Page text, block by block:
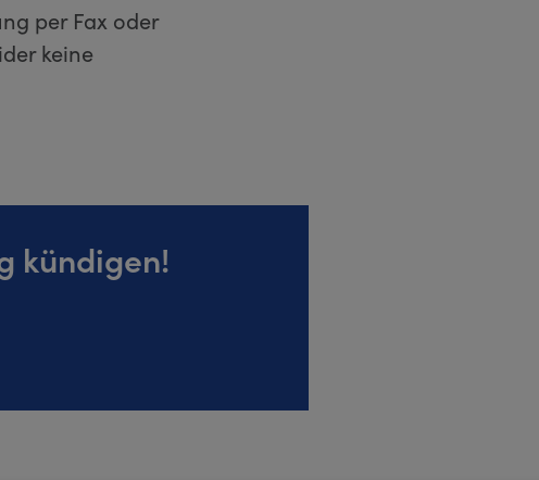
per Fax oder
keine
kündigen!